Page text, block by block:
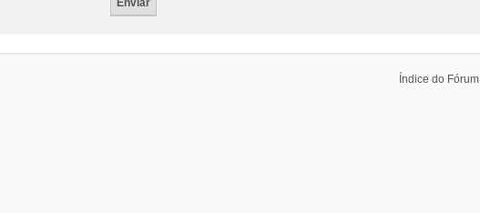
Índice do Fórum